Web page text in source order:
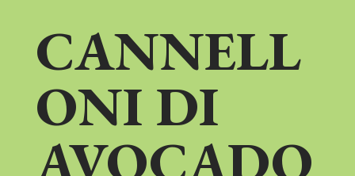
CANNELL
ONI DI